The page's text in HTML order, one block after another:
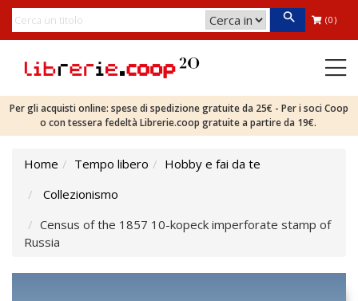
(0)
Per gli acquisti online: spese di spedizione gratuite da 25€ - Per i soci Coop
o con tessera fedeltà Librerie.coop gratuite a partire da 19€.
Home Tempo libero
Hobby e fai da te
Collezionismo
Census of the 1857 10-kopeck imperforate stamp of
Russia